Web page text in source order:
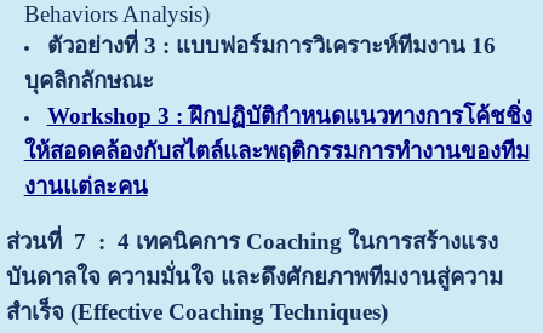
Behaviors Analysis)
ตัวอย่างที่ 3 : แบบฟอร์มการวิเคราะห์ทีมงาน 16
บุคลิกลักษณะ
Workshop 3 : ฝึกปฏิบัติกำหนดแนวทางการโค้ชชิ่ง
ให้สอดคล้องกับสไตล์และพฤติกรรมการทำงานของทีม
งานแต่ละคน
ส่วนที่ 7 : 4 เทคนิคการ Coaching ในการสร้างแรง
บันดาลใจ ความมั่นใจ และดึงศักยภาพทีมงานสู่ความ
สำเร็จ (Effective Coaching Techniques)